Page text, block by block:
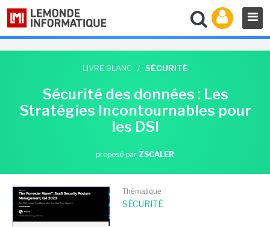
LIVRE BLANC / SÉCURITÉ
Sécurité des données : Les
Stratégies Incontournables pour
les DSI
proposé par ZSCALER
Thématique
SÉCURITÉ